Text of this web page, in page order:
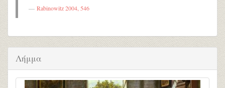
Rabinowitz 2004, 546
Λήμμα